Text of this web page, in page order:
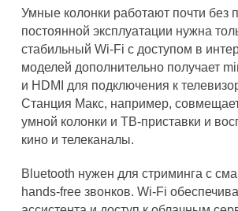
Умные колонки работают почти без
постоянной эксплуатации нужна
стабильный Wi-Fi с доступом в
моделей дополнительно получает
и HDMI для подключения к
Станция Макс, например,
умной колонки и ТВ-приставки и
кино и телеканалы.
Bluetooth нужен для стриминга с
hands-free звонков. Wi-Fi